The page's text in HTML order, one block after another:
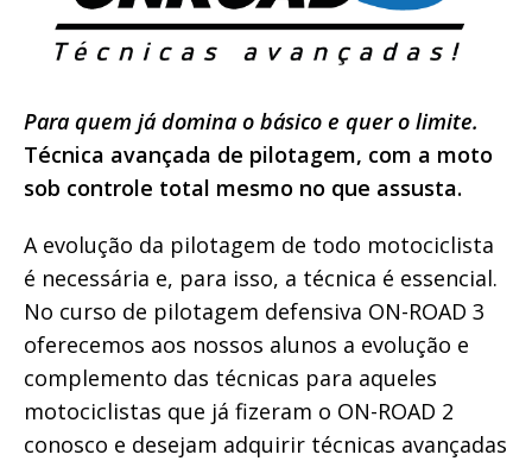
Para quem já domina o básico e quer o limite.
Técnica avançada de pilotagem, com a moto
sob controle total mesmo no que assusta.
A evolução da pilotagem de todo motociclista
é necessária e, para isso, a técnica é essencial.
No curso de pilotagem defensiva ON-ROAD 3
oferecemos aos nossos alunos a evolução e
complemento das técnicas para aqueles
motociclistas que já fizeram o ON-ROAD 2
conosco e desejam adquirir técnicas avançadas